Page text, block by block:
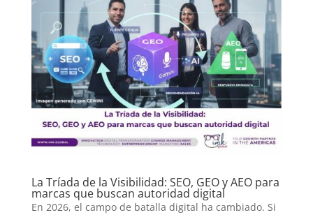
La Tríada de la Visibilidad: SEO, GEO y AEO para
marcas que buscan autoridad digital
En 2026, el campo de batalla digital ha cambiado. Si